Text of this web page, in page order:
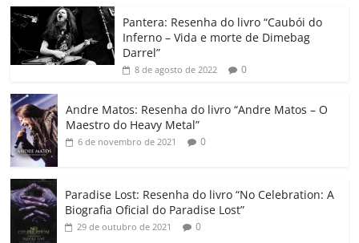
o
k
p a
ss
ro
o
k h
ar
Pantera: Resenha do livro “Caubói do
Inferno – Vida e morte de Dimebag
Darrel”
8 de agosto de 2022 0
Andre Matos: Resenha do livro “Andre Matos – O
Maestro do Heavy Metal”
6 de novembro de 2021 0
Paradise Lost: Resenha do livro “No Celebration: A
Biografia Oficial do Paradise Lost”
29 de outubro de 2021 0